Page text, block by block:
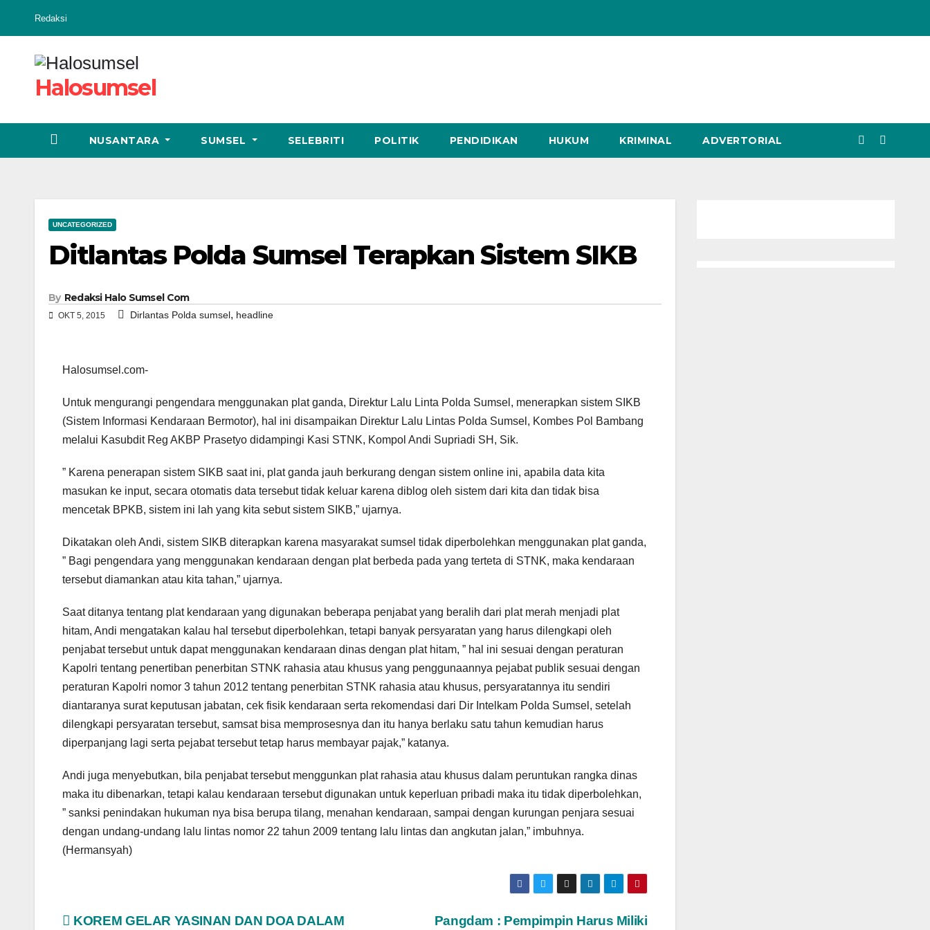
Redaksi
Halosumsel
NUSANTARA SUMSEL SELEBRITI POLITIK PENDIDIKAN HUKUM KRIMINAL ADVERTORIAL
UNCATEGORIZED
Ditlantas Polda Sumsel Terapkan Sistem SIKB
By Redaksi Halo Sumsel Com
OKT 5, 2015 Dirlantas Polda sumsel, headline
Halosumsel.com-
Untuk mengurangi pengendara menggunakan plat ganda, Direktur Lalu Linta Polda Sumsel, menerapkan sistem SIKB
(Sistem Informasi Kendaraan Bermotor), hal ini disampaikan Direktur Lalu Lintas Polda Sumsel, Kombes Pol Bambang
melalui Kasubdit Reg AKBP Prasetyo didampingi Kasi STNK, Kompol Andi Supriadi SH, Sik.
” Karena penerapan sistem SIKB saat ini, plat ganda jauh berkurang dengan sistem online ini, apabila data kita
masukan ke input, secara otomatis data tersebut tidak keluar karena diblog oleh sistem dari kita dan tidak bisa
mencetak BPKB, sistem ini lah yang kita sebut sistem SIKB,” ujarnya.
Dikatakan oleh Andi, sistem SIKB diterapkan karena masyarakat sumsel tidak diperbolehkan menggunakan plat ganda,
” Bagi pengendara yang menggunakan kendaraan dengan plat berbeda pada yang terteta di STNK, maka kendaraan
tersebut diamankan atau kita tahan,” ujarnya.
Saat ditanya tentang plat kendaraan yang digunakan beberapa penjabat yang beralih dari plat merah menjadi plat
hitam, Andi mengatakan kalau hal tersebut diperbolehkan, tetapi banyak persyaratan yang harus dilengkapi oleh
penjabat tersebut untuk dapat menggunakan kendaraan dinas dengan plat hitam, ” hal ini sesuai dengan peraturan
Kapolri tentang penertiban penerbitan STNK rahasia atau khusus yang penggunaannya pejabat publik sesuai dengan
peraturan Kapolri nomor 3 tahun 2012 tentang penerbitan STNK rahasia atau khusus, persyaratannya itu sendiri
diantaranya surat keputusan jabatan, cek fisik kendaraan serta rekomendasi dari Dir Intelkam Polda Sumsel, setelah
dilengkapi persyaratan tersebut, samsat bisa memprosesnya dan itu hanya berlaku satu tahun kemudian harus
diperpanjang lagi serta pejabat tersebut tetap harus membayar pajak,” katanya.
Andi juga menyebutkan, bila penjabat tersebut menggunkan plat rahasia atau khusus dalam peruntukan rangka dinas
maka itu dibenarkan, tetapi kalau kendaraan tersebut digunakan untuk keperluan pribadi maka itu tidak diperbolehkan,
” sanksi penindakan hukuman nya bisa berupa tilang, menahan kendaraan, sampai dengan kurungan penjara sesuai
dengan undang-undang lalu lintas nomor 22 tahun 2009 tentang lalu lintas dan angkutan jalan,” imbuhnya.
(Hermansyah)
Pangdam : Pempimpin Harus Miliki
KOREM GELAR YASINAN DAN DOA DALAM